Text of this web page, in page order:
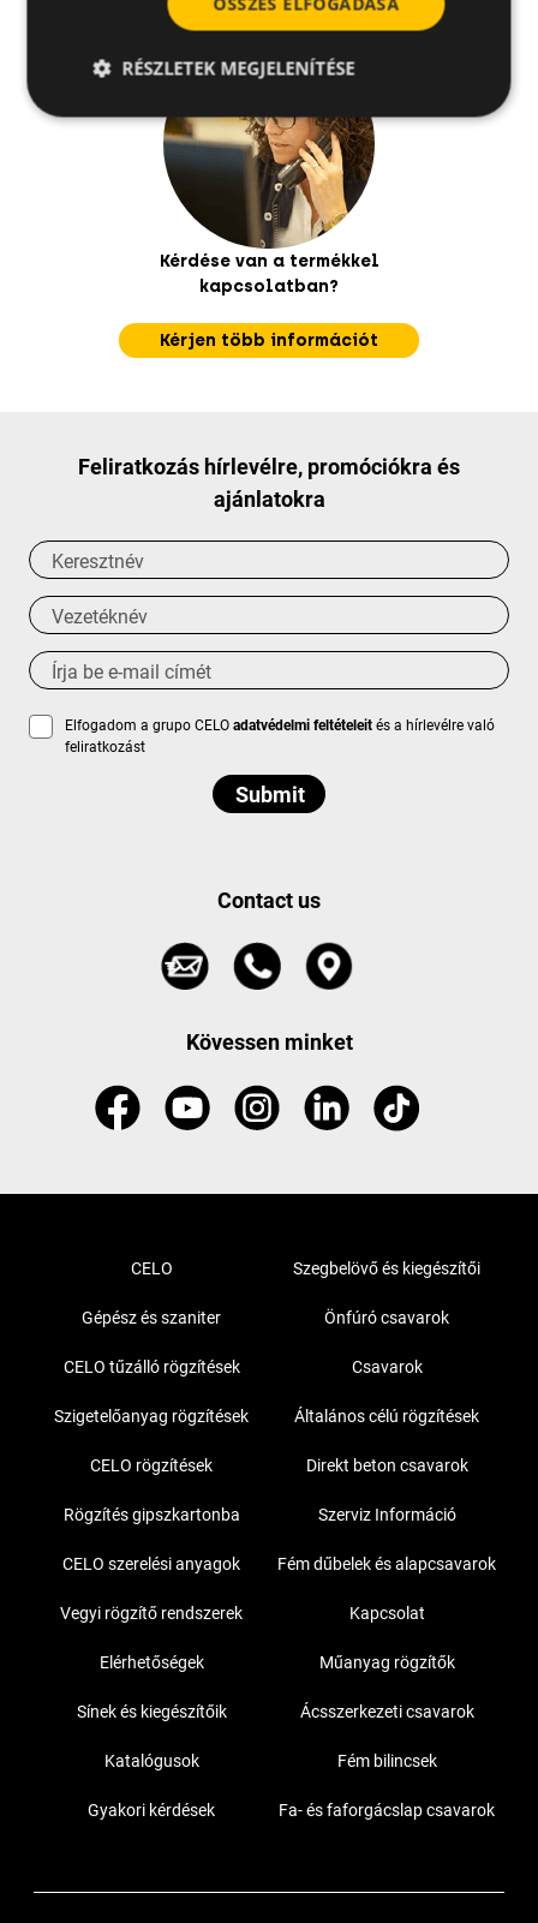
Kérdése van a termékkel
kapcsolatban?
Kérjen több információt
Feliratkozás hírlevélre, promóciókra és
ajánlatokra
Elfogadom a grupo CELOadatvédelmi feltételeit és a hírlevélre való
feliratkozást
Contact us
Kövessen minket
CELO Szegbelövő és kiegészítői
Gépész és szaniter Önfúró csavarok
CELO tűzálló rögzítések Csavarok
Szigetelőanyag rögzítések Általános célú rögzítések
CELO rögzítések Direkt beton csavarok
Rögzítés gipszkartonba Szerviz Információ
CELO szerelési anyagok Fém dűbelek és alapcsavarok
Vegyi rögzítő rendszerek Kapcsolat
Elérhetőségek Műanyag rögzítők
Sínek és kiegészítőik Ácsszerkezeti csavarok
Katalógusok Fém bilincsek
Gyakori kérdések Fa- és faforgácslap csavarok
RÉSZLETEK MEGJELENÍTÉSE